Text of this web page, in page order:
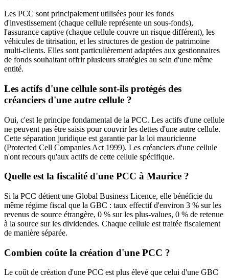
Les PCC sont principalement utilisées pour les fonds
d'investissement (chaque cellule représente un sous-fonds),
l'assurance captive (chaque cellule couvre un risque différent), les
véhicules de titrisation, et les structures de gestion de patrimoine
multi-clients. Elles sont particulièrement adaptées aux gestionnaires
de fonds souhaitant offrir plusieurs stratégies au sein d'une même
entité.
Les actifs d'une cellule sont-ils protégés des
créanciers d'une autre cellule ?
Oui, c'est le principe fondamental de la PCC. Les actifs d'une cellule
ne peuvent pas être saisis pour couvrir les dettes d'une autre cellule.
Cette séparation juridique est garantie par la loi mauricienne
(Protected Cell Companies Act 1999). Les créanciers d'une cellule
n'ont recours qu'aux actifs de cette cellule spécifique.
Quelle est la fiscalité d'une PCC à Maurice ?
Si la PCC détient une Global Business Licence, elle bénéficie du
même régime fiscal que la GBC : taux effectif d'environ 3 % sur les
revenus de source étrangère, 0 % sur les plus-values, 0 % de retenue
à la source sur les dividendes. Chaque cellule est traitée fiscalement
de manière séparée.
Combien coûte la création d'une PCC ?
Le coût de création d'une PCC est plus élevé que celui d'une GBC